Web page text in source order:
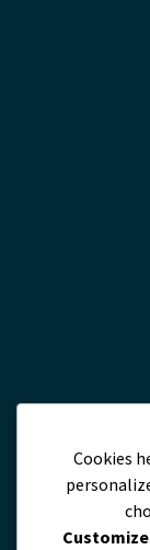
Cookies
Customize